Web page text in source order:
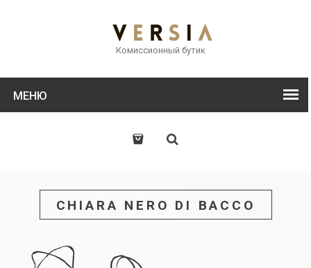
Комиссионный бутик
МЕНЮ
CHIARA NERO DI BACCO